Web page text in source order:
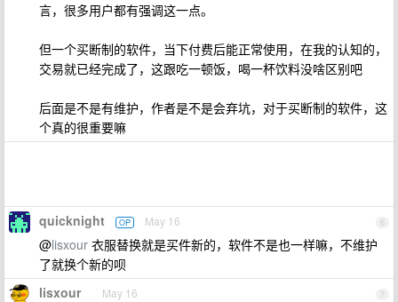
言，很多用户都有强调这一点。
但一个买断制的软件，当下付费后能正常使用，在我的认知的，
交易就已经完成了，这跟吃一顿饭，喝一杯饮料没啥区别吧
后面是不是有维护，作者是不是会弃坑，对于买断制的软件，这
个真的很重要嘛
6
quicknight OP May 16
@lisxour 衣服替换就是买件新的，软件不是也一样嘛，不维护
了就换个新的呗
7
lisxour May 16